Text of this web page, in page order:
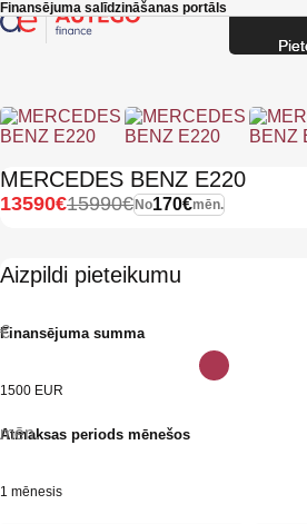
Skip to main content
Finansējuma salīdzināšanas portāls
MERCEDES BENZ E220
No170€mēn.
15990€
13590€
Aizpildi pieteikumu
Finansējuma summa
€
1500 EUR
Atmaksas periods mēnešos
mēn.
1 mēnesis